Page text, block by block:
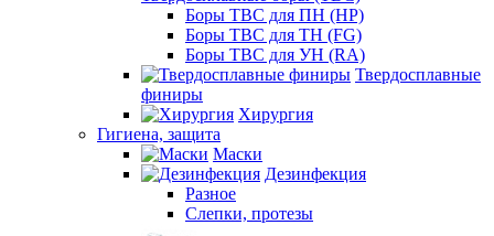
Боры ТВС для ПН (HP)
Боры ТВС для ТН (FG)
Боры ТВС для УН (RA)
Твердосплавные
финиры
Хирургия
Гигиена, защита
Маски
Дезинфекция
Разное
Слепки, протезы